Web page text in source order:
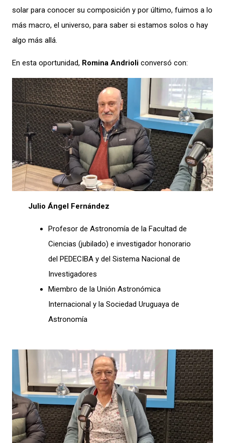
solar para conocer su composición y por último, fuimos a lo
más macro, el universo, para saber si estamos solos o hay
algo más allá.
En esta oportunidad, Romina Andrioli conversó con:
Julio Ángel Fernández
Profesor de Astronomía de la Facultad de
Ciencias (jubilado) e investigador honorario
del PEDECIBA y del Sistema Nacional de
Investigadores
Miembro de la Unión Astronómica
Internacional y la Sociedad Uruguaya de
Astronomía